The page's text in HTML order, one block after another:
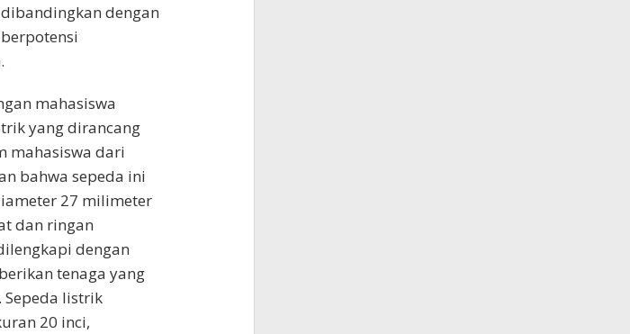
dengan
mahasiswa
yang dirancang
mahasiswa dari
bahwa sepeda ini
27 milimeter
dan ringan
dengan
tenaga yang
listrik
20 inci,